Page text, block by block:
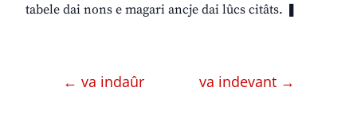
tabele dai nons e magari ancje dai lûcs citâts. ❚
← va indaûr va indevant →